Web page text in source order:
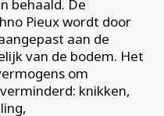
behaald. De
Pieux wordt door
aan de
van de bodem. Het
om
knikken,